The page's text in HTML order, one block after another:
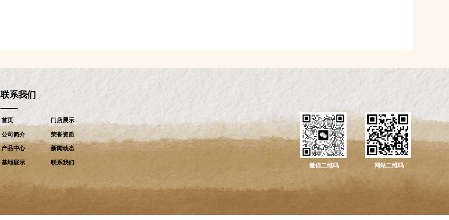
联系我们
——
首页
公司简介
产品中心
基地展示
门店展示
荣誉资质
新闻动态
联系我们 微信二维码 网站二维码